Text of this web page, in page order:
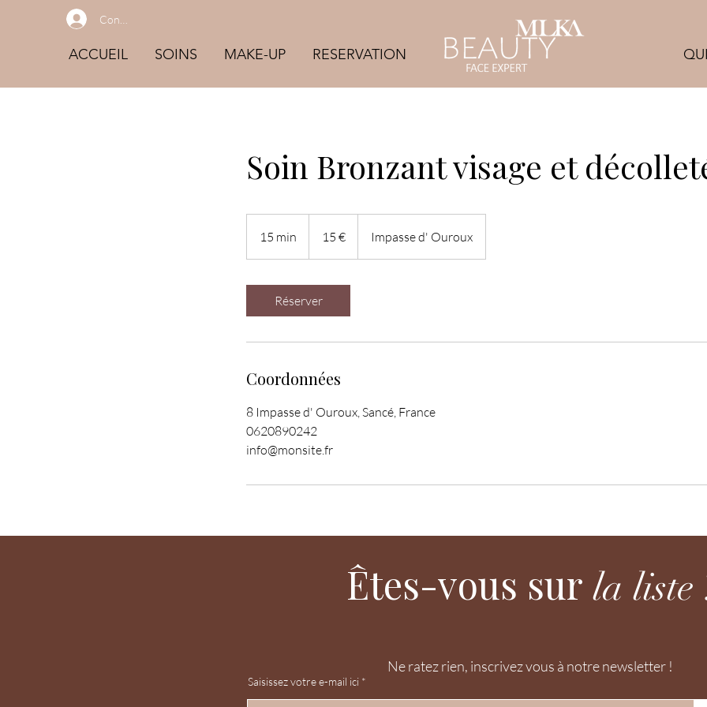
Connexion
ACCUEIL SOINS MAKE-UP RESERVATION
Soin Bronzant visage et
15 min
5
n
15 € Impasse d' Ouroux
Réserver
Coordonnées
8 Impasse d' Ouroux, Sancé, France
0620890242
info@monsite.fr
Êtes-vous sur la liste
Ne ratez rien, inscrivez vous à notre newsletter !
Saisissez votre e-mail ici